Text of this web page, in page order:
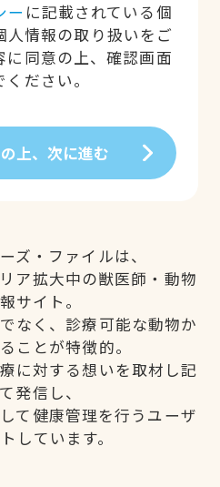
ー に記載されている個
人情報の取り扱いをご
に同意の上、確認画面
ださい。
上、次に進む
ズ・ファイルは、
ア拡大中の獣医師・動物
サイト。
なく、診療可能な動物か
ことが特徴的。
に対する想いを取材し記
発信し、
て健康管理を行うユーザ
しています。